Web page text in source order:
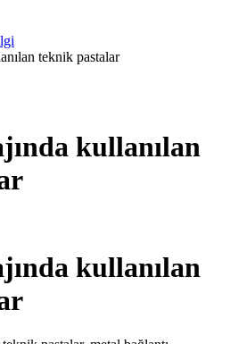
teknik pastalar
kullanılan
kullanılan